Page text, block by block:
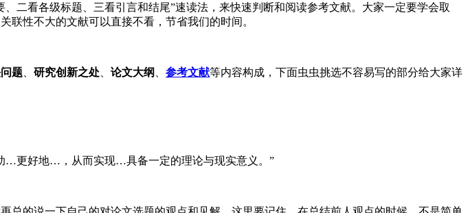
二看各级标题、三看引言和结尾”速读法，来快速判断和阅读参考文献。大家一定要学会取
联性不大的文献可以直接不看，节省我们的时间。
题 研究创新之处 论文大纲 参考文献等内容构成，下面虫虫挑选不容易写的部分给大家详
…更好地…，从而实现…具备一定的理论与现实意义。”